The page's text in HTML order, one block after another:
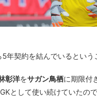
年契約を結んでいるという
彰洋をサガン鳥栖に期限付
として使い続けていたの